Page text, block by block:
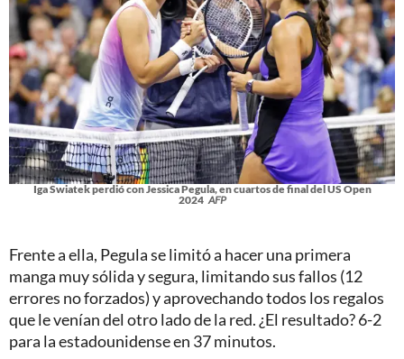
Iga Swiatek perdió con Jessica Pegula, en cuartos de final del US Open
2024 AFP
Frente a ella, Pegula se limitó a hacer una primera
manga muy sólida y segura, limitando sus fallos (12
errores no forzados) y aprovechando todos los regalos
que le venían del otro lado de la red. ¿El resultado? 6-2
para la estadounidense en 37 minutos.